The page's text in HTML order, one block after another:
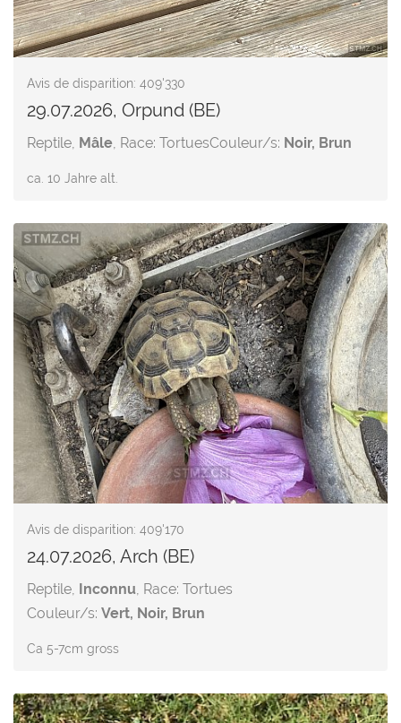
Avis de disparition: 409'330
29.07.2026, Orpund (BE)
Reptile, Mâle, Race: TortuesCouleur/s: Noir, Brun
ca. 10 Jahre alt.
Avis de disparition: 409'170
24.07.2026, Arch (BE)
Reptile, Inconnu, Race: Tortues
Couleur/s: Vert, Noir, Brun
Ca 5-7cm gross